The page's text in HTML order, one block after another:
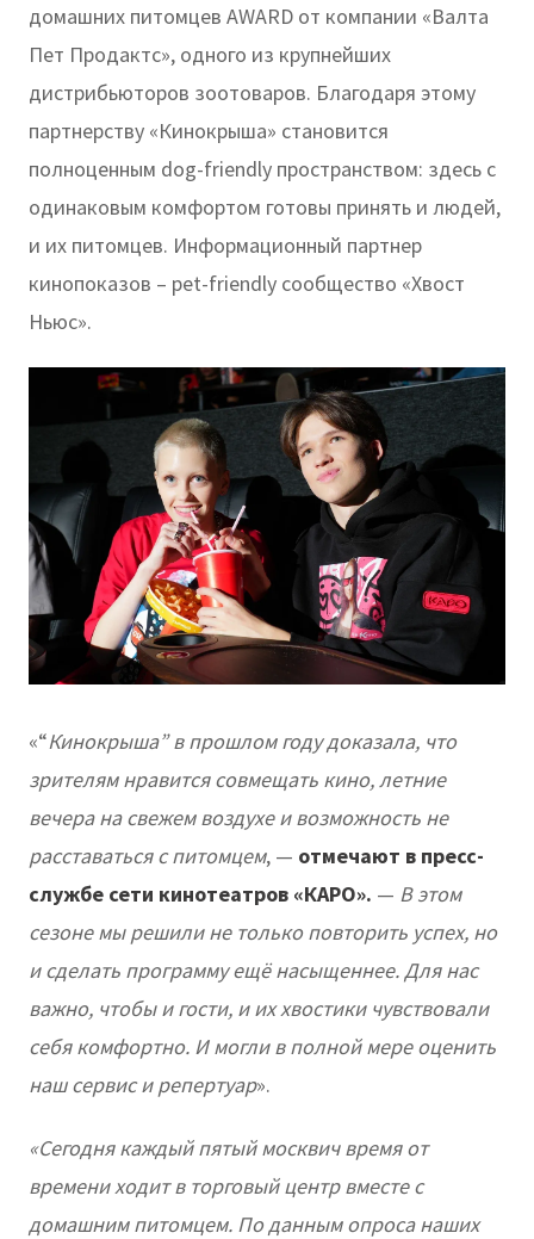
домашних питомцев AWARD от компании «Валта
Пет Продактс», одного из крупнейших
дистрибьюторов зоотоваров. Благодаря этому
партнерству «Кинокрыша» становится
полноценным dog-friendly пространством: здесь с
одинаковым комфортом готовы принять и людей,
и их питомцев. Информационный партнер
кинопоказов – pet-friendly сообщество «Хвост
Ньюс».
«“Кинокрыша” в прошлом году доказала, что
зрителям нравится совмещать кино, летние
вечера на свежем воздухе и возможность не
расставаться с питомцем, — отмечают в пресс-
службе сети кинотеатров «КАРО». — В этом
сезоне мы решили не только повторить успех, но
и сделать программу ещё насыщеннее. Для нас
важно, чтобы и гости, и их хвостики чувствовали
себя комфортно. И могли в полной мере оценить
наш сервис и репертуар».
«Сегодня каждый пятый москвич время от
времени ходит в торговый центр вместе с
домашним питомцем. По данным опроса наших